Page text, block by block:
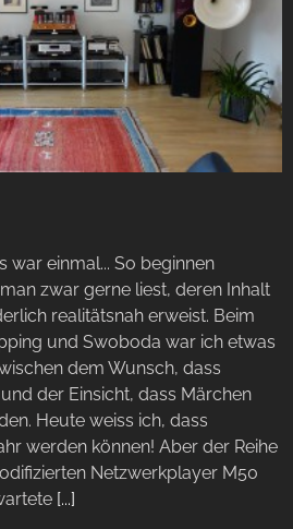
war einmal... So beginnen
zwar gerne liest, deren Inhalt
realitätsnah erweist. Beim
und Swoboda war ich etwas
dem Wunsch, dass
der Einsicht, dass Märchen
Heute weiss ich, dass
werden können! Aber der Reihe
Netzwerkplayer M50
[...]